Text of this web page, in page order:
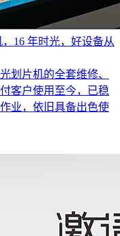
16 年时光，好设备从
划片机的全套维修、
客户使用至今，已稳
业，依旧具备出色使